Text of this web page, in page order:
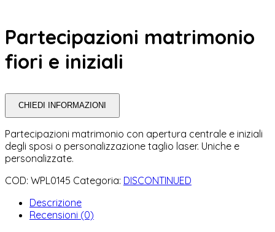
Partecipazioni matrimonio
fiori e iniziali
CHIEDI INFORMAZIONI
Partecipazioni matrimonio con apertura centrale e iniziali
degli sposi o personalizzazione taglio laser. Uniche e
personalizzate.
COD: WPL0145 Categoria: DISCONTINUED
Descrizione
Recensioni (0)